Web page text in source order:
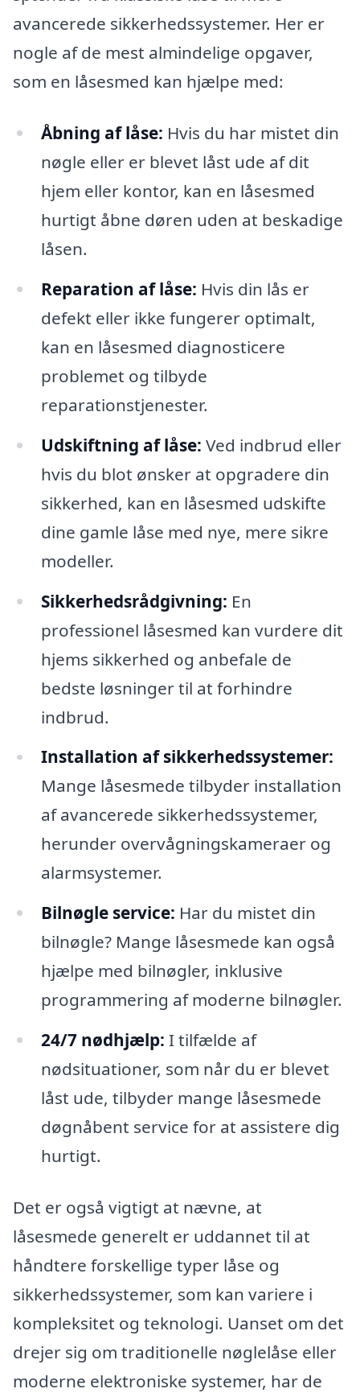
avancerede sikkerhedssystemer. Her er
nogle af de mest almindelige opgaver,
som en låsesmed kan hjælpe med:
Åbning af låse: Hvis du har mistet din
nøgle eller er blevet låst ude af dit
hjem eller kontor, kan en låsesmed
hurtigt åbne døren uden at beskadige
låsen.
Reparation af låse: Hvis din lås er
defekt eller ikke fungerer optimalt,
kan en låsesmed diagnosticere
problemet og tilbyde
reparationstjenester.
Udskiftning af låse: Ved indbrud eller
hvis du blot ønsker at opgradere din
sikkerhed, kan en låsesmed udskifte
dine gamle låse med nye, mere sikre
modeller.
Sikkerhedsrådgivning: En
professionel låsesmed kan vurdere dit
hjems sikkerhed og anbefale de
bedste løsninger til at forhindre
indbrud.
Installation af sikkerhedssystemer:
Mange låsesmede tilbyder installation
af avancerede sikkerhedssystemer,
herunder overvågningskameraer og
alarmsystemer.
Bilnøgle service: Har du mistet din
bilnøgle? Mange låsesmede kan også
hjælpe med bilnøgler, inklusive
programmering af moderne bilnøgler.
24/7 nødhjælp: I tilfælde af
nødsituationer, som når du er blevet
låst ude, tilbyder mange låsesmede
døgnåbent service for at assistere dig
hurtigt.
Det er også vigtigt at nævne, at
låsesmede generelt er uddannet til at
håndtere forskellige typer låse og
sikkerhedssystemer, som kan variere i
kompleksitet og teknologi. Uanset om det
drejer sig om traditionelle nøglelåse eller
moderne elektroniske systemer, har de